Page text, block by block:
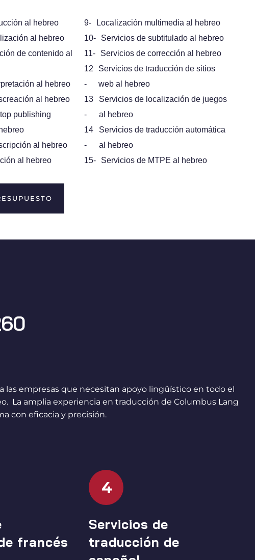
al hebreo
al hebreo
de contenido al
al hebreo
al hebreo
publishing
al hebreo
al hebreo
9-
Localización multimedia al hebreo
10-
Servicios de subtitulado al hebreo
11-
Servicios de corrección al hebreo
12
-
Servicios de traducción de sitios
web al hebreo
13
-
Servicios de localización de juegos
al hebreo
14
-
Servicios de traducción automática
al hebreo
15-
Servicios de MTPE al hebreo
las empresas que necesitan apoyo lingüístico en todo el
La amplia experiencia en traducción de Columbus Lang
con eficacia y precisión.
francés
4
Servicios de
traducción de